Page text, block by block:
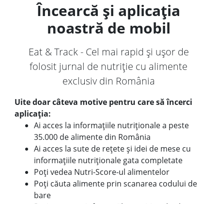
Încearcă și aplicația
noastră de mobil
Eat & Track - Cel mai rapid și ușor de
folosit jurnal de nutriție cu alimente
exclusiv din România
Uite doar câteva motive pentru care să încerci
aplicația:
Ai acces la informațiile nutriționale a peste
35.000 de alimente din România
Ai acces la sute de rețete și idei de mese cu
informațiile nutriționale gata completate
Poți vedea Nutri-Score-ul alimentelor
Poți căuta alimente prin scanarea codului de
bare